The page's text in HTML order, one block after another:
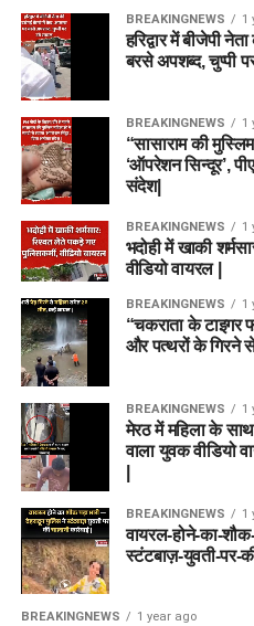
BREAKINGNEWS 1
हरिद्वार में बीजेपी
बरसे अपशब्द, चुप्पी
BREAKINGNEWS 1
“सासाराम की
‘ऑपरेशन सिन्दूर’,
संदेश|
BREAKINGNEWS 1
भदोही में खाकी
वीडियो वायरल |
BREAKINGNEWS 1
“चकराता के टाइगर
और पत्थरों के गिरने
BREAKINGNEWS 1
मेरठ में महिला के
वाला युवक वीडियो
BREAKINGNEWS 1
वायरल-होने-का-
स्टंटबाज़-युवती-पर-
BREAKINGNEWS 1 year ago